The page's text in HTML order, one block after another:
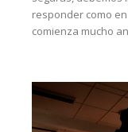
responder como
comienza mucho